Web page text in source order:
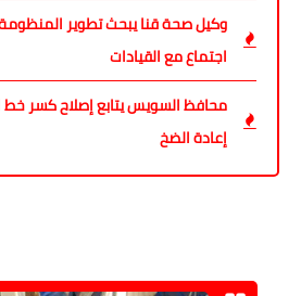
وكيل صحة قنا يبحث تطوير
اجتماع مع القيادات
محافظ السويس يتابع إصلاح كسر خط
إعادة الضخ